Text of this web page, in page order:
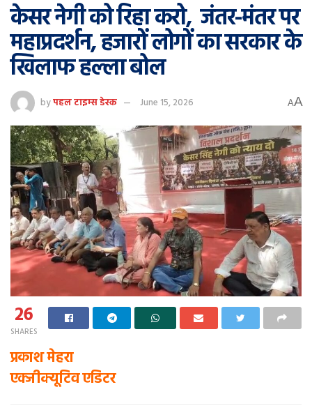
केसर नेगी को रिहा करो, जंतर-मंतर पर
महाप्रदर्शन, हजारों लोगों का सरकार के
खिलाफ हल्ला बोल
byपहल टाइम्स डेस्क June 15, 2026 AA
26
SHARES
प्रकाश मेहरा
एक्जीक्यूटिव एडिटर